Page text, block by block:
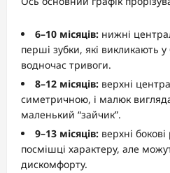
6–10 місяців: нижні
перші зубки, які викликають
водночас тривоги.
8–12 місяців: верхні
симетричною, і малюк
маленький “зайчик”.
9–13 місяців: верхні
посмішці характеру, але
дискомфорту.